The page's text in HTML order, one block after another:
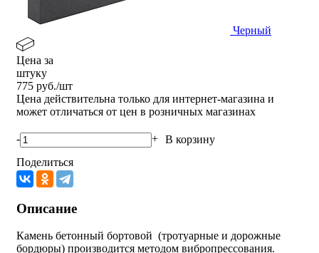
Черный
Цена за
штуку
775 руб./шт
Цена действительна только для интернет-магазина и
может отличаться от цен в розничных магазинах
- + В корзину
Поделиться
Описание
Камень бетонный бортовой (тротуарные и дорожные
бордюры) производится методом вибропрессования.